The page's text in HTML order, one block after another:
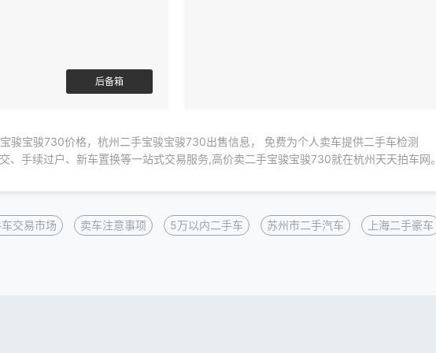
后备箱
骏宝骏730价格，杭州二手宝骏宝骏730出售信息， 免费为个人卖车提供二手车检测
、手续过户、新车置换等一站式交易服务,高价卖二手宝骏宝骏730就在杭州天天拍车网。
交易市场 卖车注意事项 5万以内二手车 苏州市二手汽车 上海二手豪车